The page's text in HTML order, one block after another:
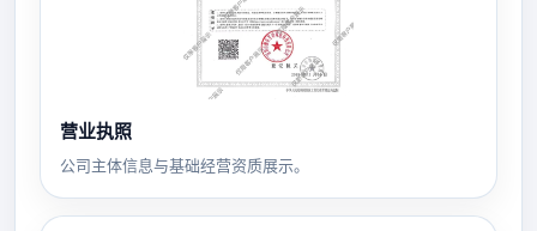
营业执照
公司主体信息与基础经营资质展示。